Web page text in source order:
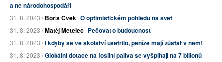
a ne národohospodáři
31. 8. 2023 /Boris Cvek O optimistickém pohledu na svět
31. 8. 2023 /Matěj Metelec Pečovat o budoucnost
31. 8. 2023 /I kdyby se ve školství ušetřilo, peníze mají zůstat v něm!
31. 8. 2023 /Globální dotace na fosilní paliva se vyšplhají na 7 bilionů